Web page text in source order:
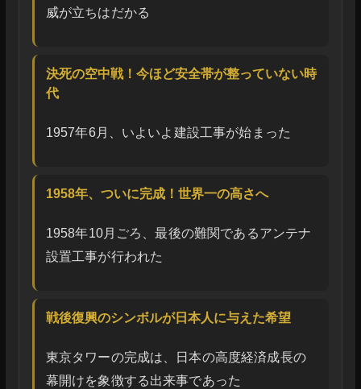
威が立ちはだかる
決死の空中戦！今ほど安全帯が整っていない時
代
1957年6月、いよいよ建設工事が始まった
1958年、ついに完成！世界一の高さへ
1958年10月ごろ、最後の難関であるアンテナ
設置工事が行われた
戦後復興のシンボルが日本人に与えた希望
東京タワーの完成は、日本の高度経済成長の
幕開けを象徴する出来事であった